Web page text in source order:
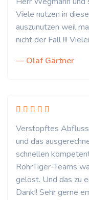
Viele nutzen in
auszunutzen weil
nicht der Fall !!!
— Olaf Gärtner
Verstopftes
und das
schnellen
RohrTiger-Teams
gelöst. Und das zu
Dank!! Sehr gerne